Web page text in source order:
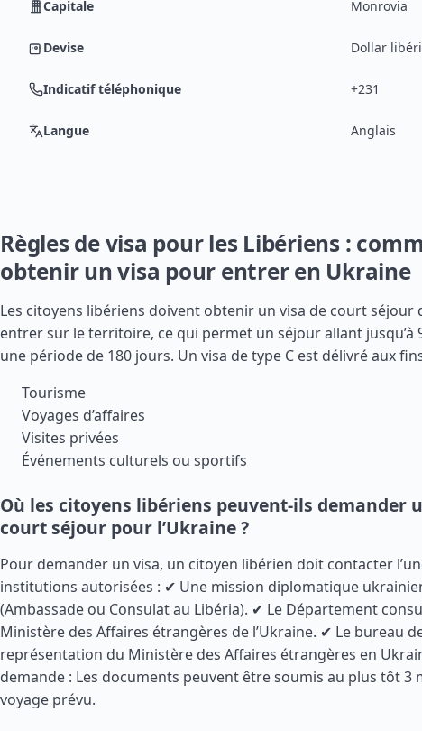
Capitale Monrovia
Devise Dollar
Indicatif téléphonique +231
Langue Anglais
Règles de visa pour les Libériens :
obtenir un visa pour entrer en Ukraine
Les citoyens libériens doivent obtenir un visa de court séjour
entrer sur le territoire, ce qui permet un séjour allant jusqu’à
une période de 180 jours. Un visa de type C est délivré aux
Tourisme
Voyages d’affaires
Visites privées
Événements culturels ou sportifs
Où les citoyens libériens peuvent-ils demander
court séjour pour l’Ukraine ?
Pour demander un visa, un citoyen libérien doit contacter
institutions autorisées : ✔ Une mission diplomatique
(Ambassade ou Consulat au Libéria). ✔ Le Département
Ministère des Affaires étrangères de l’Ukraine. ✔ Le bureau
représentation du Ministère des Affaires étrangères en
demande : Les documents peuvent être soumis au plus tôt 3
voyage prévu.